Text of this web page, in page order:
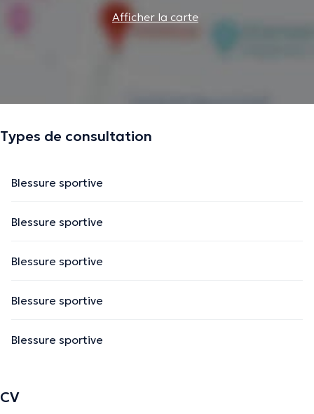
Afficher la carte
Types de consultation
Blessure sportive
Blessure sportive
Blessure sportive
Blessure sportive
Blessure sportive
CV